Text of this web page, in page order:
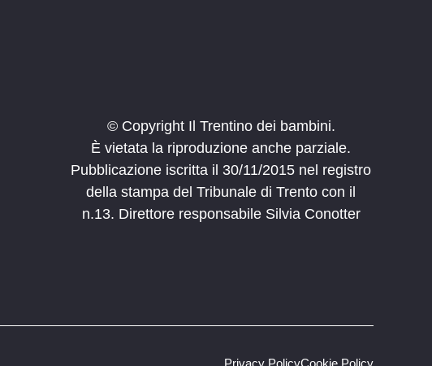
© Copyright Il Trentino dei bambini.
È vietata la riproduzione anche parziale.
Pubblicazione iscritta il 30/11/2015 nel registro
della stampa del Tribunale di Trento con il
n.13. Direttore responsabile Silvia Conotter